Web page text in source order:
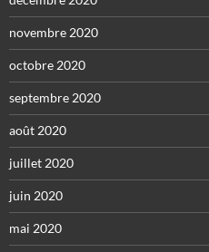
novembre 2020
octobre 2020
septembre 2020
août 2020
juillet 2020
juin 2020
mai 2020